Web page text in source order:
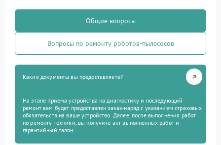
Общие вопросы
Вопросы по ремонту роботов-пылесосов
Какие документы вы предоставляете?
На этапе приема устройства на диагностику и последующий
ремонт вам будет предоставлен заказ-наряд с указанием страховых
обязательств на ваше устройство. Далее, после выполнения работ
по ремонту техники, вы получите акт выполненных работ и
гарантийный талон.